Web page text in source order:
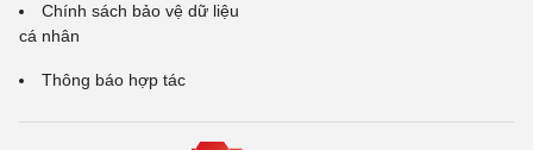
Chính sách bảo vệ dữ liệu
cá nhân
Thông báo hợp tác